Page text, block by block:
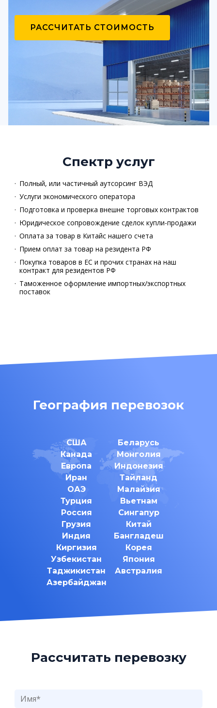
РАССЧИТАТЬ СТОИМОСТЬ
Спектр услуг
Полный, или частичный аутсорсинг ВЭД
Услуги экономического оператора
Подготовка и проверка внешне торговых контрактов
Юридическое сопровождение сделок купли-продажи
Оплата за товар в Китайс нашего счета
Прием оплат за товар на резидента РФ
Покупка товаров в ЕС и прочих странах на наш
контракт для резидентов РФ
Таможенное оформление импортных/экспортных
поставок
География перевозок
США
Канада
Европа
Иран
ОАЭ
Турция
Россия
Грузия
Индия
Киргизия
Узбекистан
Таджикистан
Азербайджан
Беларусь
Монголия
Индонезия
Тайланд
Малайзия
Вьетнам
Сингапур
Китай
Бангладеш
Корея
Япония
Австралия
Рассчитать перевозку